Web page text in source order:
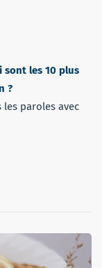
sont les 10 plus
?
paroles avec